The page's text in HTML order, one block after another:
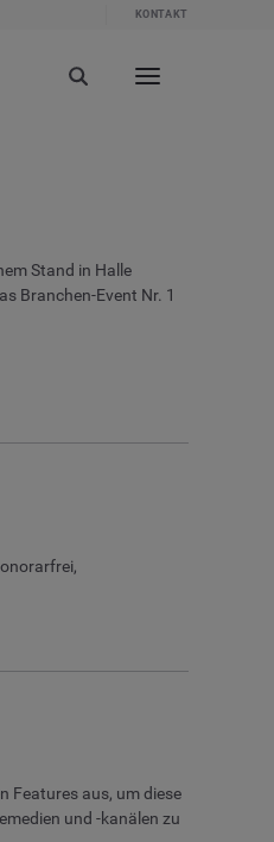
KONTAKT
Stand in Halle
Branchen-Event Nr. 1
Features aus, um diese
und -kanälen zu